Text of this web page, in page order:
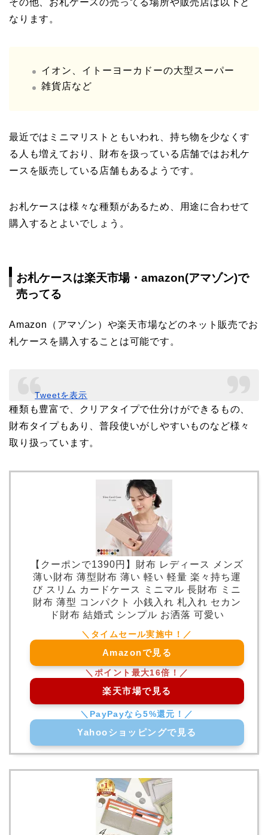
なります。
イオン、イトーヨーカドーの大型スーパー
雑貨店など
最近ではミニマリストともいわれ、持ち物を少なくす
る人も増えており、財布を扱っている店舗ではお札ケ
ースを販売している店舗もあるようです。
お札ケースは様々な種類があるため、用途に合わせて
購入するとよいでしょう。
お札ケースは楽天市場・amazon(アマゾン)で
売ってる
Amazon（アマゾン）や楽天市場などのネット販売でお
札ケースを購入することは可能です。
Tweetを表示
種類も豊富で、クリアタイプで仕分けができるもの、
財布タイプもあり、普段使いがしやすいものなど様々
取り扱っています。
【クーポンで1390円】財布 レディース メンズ
薄い財布 薄型財布 薄い 軽い 軽量 楽々持ち運
び スリム カードケース ミニマル 長財布 ミニ
財布 薄型 コンパクト 小銭入れ 札入れ セカン
ド財布 結婚式 シンプル お洒落 可愛い
Amazonで見る
楽天市場で見る
Yahooショッピングで見る